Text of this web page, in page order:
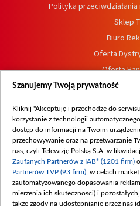
Polityka
Sklep
Biuro
Oferta
Oferta
Procedura
Szanujemy Twoją prywatność
Kliknij "Akceptuję i przechodzę do
korzystanie z technologii
dostęp do informacji na Twoim
przechowywanie oraz na przetwarzanie
nas, czyli Telewizję Polską S.A. w
Zaufanych Partnerów z IAB* (1201 firm)
Partnerów TVP (93 firm) , w celach
zautomatyzowanego dopasowania
mierzenia ich skuteczności) i
także zgody na udostępnianie przez nas